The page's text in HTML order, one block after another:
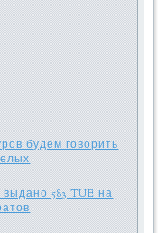
будем говорить
583 TUE на